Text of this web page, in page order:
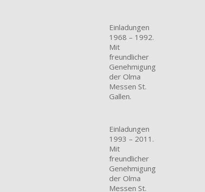
Einladungen
1968 – 1992.
Mit
freundlicher
Genehmigung
der Olma
Messen St.
Gallen.
Einladungen
1993 – 2011.
Mit
freundlicher
Genehmigung
der Olma
Messen St.